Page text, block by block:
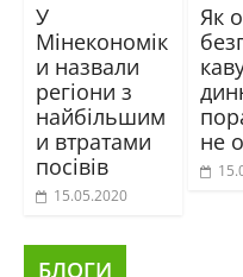
У
Мінекономік
и назвали
регіони з
найбільшим
и втратами
посівів
15.05.2020
Як
не
БЛОГИ